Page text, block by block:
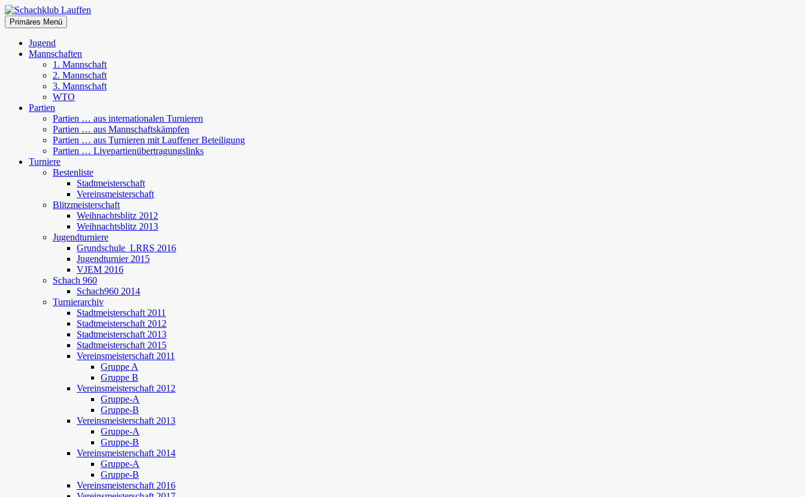
Zum
Inhalt
springen
Schachklub Lauffen
Suchen
Primäres Menü
Jugend
Mannschaften
1. Mannschaft
2. Mannschaft
3. Mannschaft
WTO
Partien
Partien … aus internationalen Turnieren
Partien … aus Mannschaftskämpfen
Partien … aus Turnieren mit Lauffener Beteiligung
Partien … Livepartienübertragungslinks
Turniere
Bestenliste
Stadtmeisterschaft
Vereinsmeisterschaft
Blitzmeisterschaft
Weihnachtsblitz 2012
Weihnachtsblitz 2013
Jugendturniere
Grundschule_LRRS 2016
Jugendturnier 2015
VJEM 2016
Schach 960
Schach960 2014
Turnierarchiv
Stadtmeisterschaft 2011
Stadtmeisterschaft 2012
Stadtmeisterschaft 2013
Stadtmeisterschaft 2015
Vereinsmeisterschaft 2011
Gruppe A
Gruppe B
Vereinsmeisterschaft 2012
Gruppe-A
Gruppe-B
Vereinsmeisterschaft 2013
Gruppe-A
Gruppe-B
Vereinsmeisterschaft 2014
Gruppe-A
Gruppe-B
Vereinsmeisterschaft 2016